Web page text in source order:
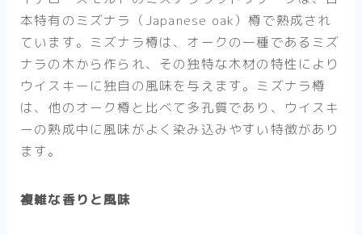
本特有のミズナラ（Japanese oak）樽で熟成され
ています。ミズナラ樽は、オークの一種であるミズ
ナラの木から作られ、その独特な木材の特性により
ウイスキーに独自の風味を与えます。ミズナラ樽
は、他のオーク樽と比べて多孔質であり、ウイスキ
ーの熟成中に風味がよく染み込みやすい特徴があり
ます。
複雑な香りと風味